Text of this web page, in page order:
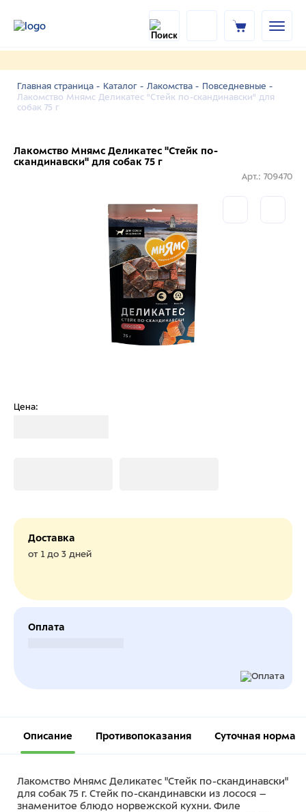
Главная страница - Каталог - Лакомства - Повседневные -
Лакомство Мнямс Деликатес "Стейк по-скандинавски" для
собак 75 г
Лакомство Мнямс Деликатес "Стейк по-
скандинавски" для собак 75 г
Арт.: 709470
Цена:
Доставка
от 1 до 3 дней
Оплата
Описание Противопоказания Суточная норма
Лакомство Мнямс Деликатес "Стейк по-скандинавски"
для собак 75 г. Стейк по-скандинавски из лосося –
знаменитое блюдо норвежской кухни. Филе